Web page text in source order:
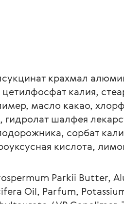
крахмал
калия,
масло какао,
шалфея
сорбат
кислота,
Parkii Butter,
Oil, Parfum,